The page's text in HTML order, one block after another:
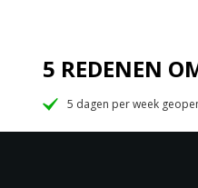
5 REDENEN
5 dagen per week